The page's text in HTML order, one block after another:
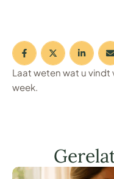
Laat weten wat u vindt
week.